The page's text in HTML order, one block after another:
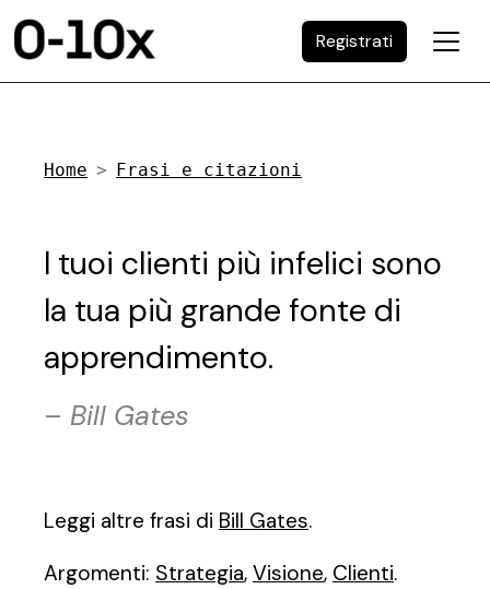
Registrati
Home Frasi e citazioni
I tuoi clienti più infelici sono
la tua più grande fonte di
apprendimento.
– Bill Gates
Leggi altre frasi di Bill Gates.
Argomenti: Strategia, Visione, Clienti.